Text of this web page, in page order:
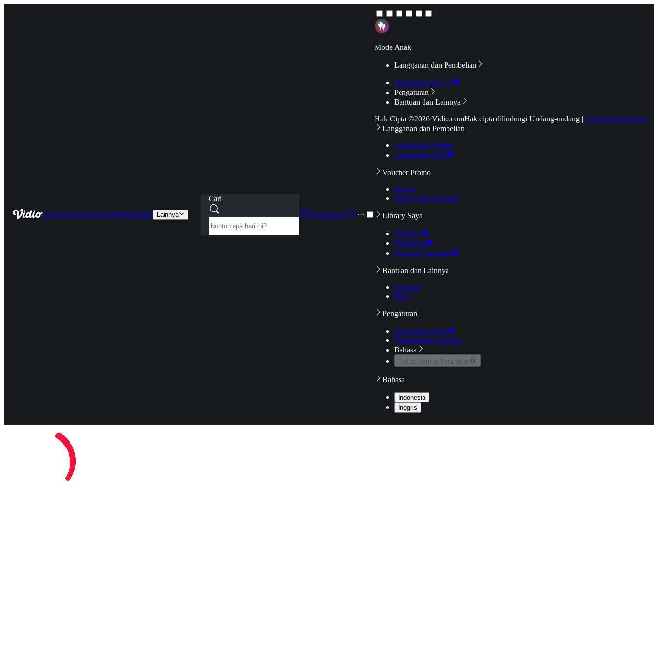
HomeLiveSportsSeriesMoviesKids Lainnya
Cari
Langganan
···
Mode Anak
Langganan dan Pembelian
Hubungkan ke TV
Pengaturan
Bantuan dan Lainnya
Hak Cipta ©2026 Vidio.comHak cipta dilindungi Undang-undang | Syarat & Ketentuan
Langganan dan Pembelian
Langganan Premier
Langganan Aktif
Voucher Promo
Promo
Pakai Kode Voucher
Library Saya
Daftarku
Mengikuti
Riwayat Tontonan
Bantuan dan Lainnya
Bantuan
Blog
Pengaturan
Pengaturan Akun
Pemeriksaan Jaringan
Bahasa
Keluar Semua Perangkat
Bahasa
Indonesia
Inggris